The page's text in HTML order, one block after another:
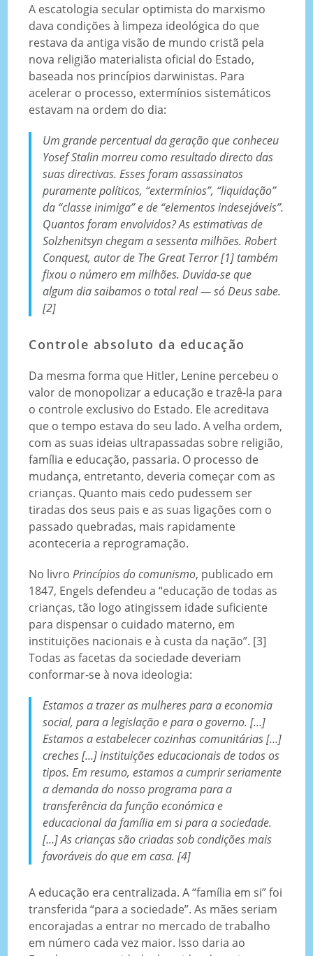
A escatologia secular optimista do marxismo
dava condições à limpeza ideológica do que
restava da antiga visão de mundo cristã pela
nova religião materialista oficial do Estado,
baseada nos princípios darwinistas. Para
acelerar o processo, extermínios sistemáticos
estavam na ordem do dia:
Um grande percentual da geração que conheceu
Yosef Stalin morreu como resultado directo das
suas directivas. Esses foram assassinatos
puramente políticos, “extermínios”, “liquidação”
da “classe inimiga” e de “elementos indesejáveis”.
Quantos foram envolvidos? As estimativas de
Solzhenitsyn chegam a sessenta milhões. Robert
Conquest, autor de The Great Terror[1] também
fixou o número em milhões. Duvida-se que
algum dia saibamos o total real — só Deus sabe.
[2]
Controle absoluto da educação
Da mesma forma que Hitler, Lenine percebeu o
valor de monopolizar a educação e trazê-la para
o controle exclusivo do Estado. Ele acreditava
que o tempo estava do seu lado. A velha ordem,
com as suas ideias ultrapassadas sobre religião,
família e educação, passaria. O processo de
mudança, entretanto, deveria começar com as
crianças. Quanto mais cedo pudessem ser
tiradas dos seus pais e as suas ligações com o
passado quebradas, mais rapidamente
aconteceria a reprogramação.
No livroPrincípios do comunismo, publicado em
1847, Engels defendeu a “educação de todas as
crianças, tão logo atingissem idade suficiente
para dispensar o cuidado materno, em
instituições nacionais e à custa da nação”. [3]
Todas as facetas da sociedade deveriam
conformar-se à nova ideologia:
Estamos a trazer as mulheres para a economia
social, para a legislação e para o governo. […]
Estamos a estabelecer cozinhas comunitárias […]
creches […] instituições educacionais de todos os
tipos. Em resumo, estamos a cumprir seriamente
a demanda do nosso programa para a
transferência da função económica e
educacional da família em si para a sociedade.
[…] As crianças são criadas sob condições mais
favoráveis do que em casa. [4]
A educação era centralizada. A “família em si” foi
transferida “para a sociedade”. As mães seriam
encorajadas a entrar no mercado de trabalho
em número cada vez maior. Isso daria ao